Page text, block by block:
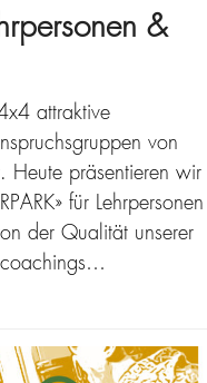
&
attraktive
von
Heute präsentieren wir
für Lehrpersonen
der Qualität unserer